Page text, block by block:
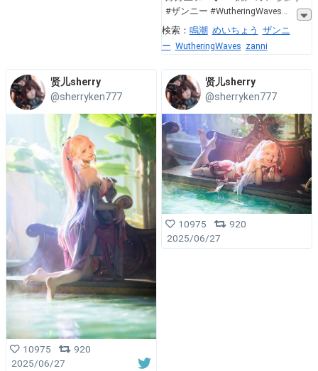
#ザンニー #WutheringWaves
検索： 鳴潮 めいちょう ザンニ
ー WutheringWaves zanni
贤儿sherry
@sherryken777
10975
920
2025/06/27
贤儿sherry
@sherryken777
10975
920
2025/06/27